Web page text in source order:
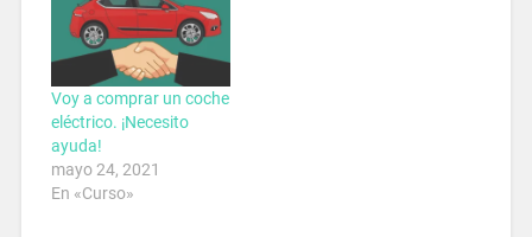
Voy a comprar un coche
eléctrico. ¡Necesito
ayuda!
mayo 24, 2021
En «Curso»